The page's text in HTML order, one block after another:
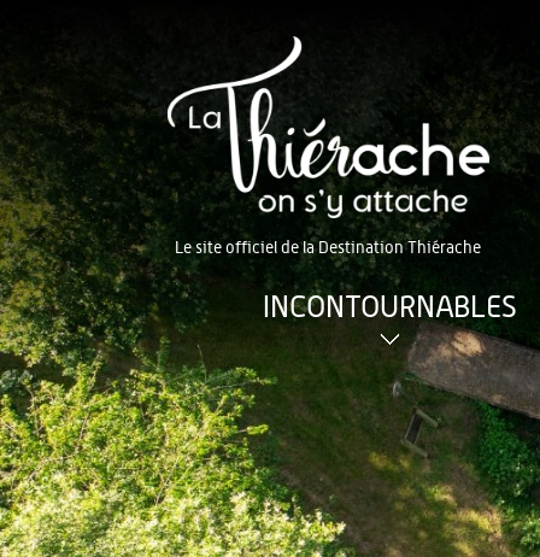
Le site officiel de la Destination Thiérache
INCONTOURNABLES